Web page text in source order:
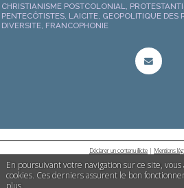
En poursuivant votre navigation sur ce site,
cookies. Ces derniers assurent le bon
plus
CHRISTIANISME POSTCOLONIAL,
PENTECÔTISTES, LAICITE, GEOPOLITIQUE
DIVERSITE, FRANCOPHONIE
Déclarer un contenu illicite | Mentions